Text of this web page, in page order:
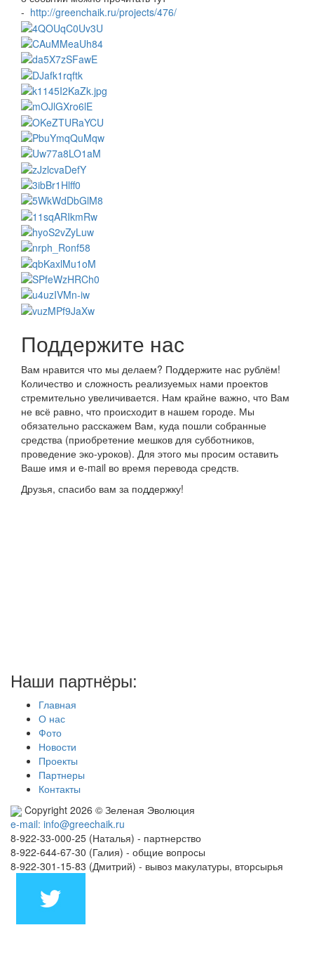
- http://greenchaik.ru/projects/476/
Поддержите нас
Вам нравится что мы делаем? Поддержите нас рублём!
Количество и сложность реализуемых нами проектов
стремительно увеличивается. Нам крайне важно, что Вам
не всё равно, что происходит в нашем городе. Мы
обязательно расскажем Вам, куда пошли собранные
средства (приобретение мешков для субботников,
проведение эко-уроков). Для этого мы просим оставить
Ваше имя и e-mail во время перевода средств.
Друзья, спасибо вам за поддержку!
Наши партнёры:
Главная
О нас
Фото
Новости
Проекты
Партнеры
Контакты
Copyright 2026 © Зеленая Эволюция
e-mail: info@greechaik.ru
8-922-33-000-25 (Наталья) - партнерство
8-922-644-67-30 (Галия) - общие вопросы
8-922-301-15-83 (Дмитрий) - вывоз макулатуры, вторсырья